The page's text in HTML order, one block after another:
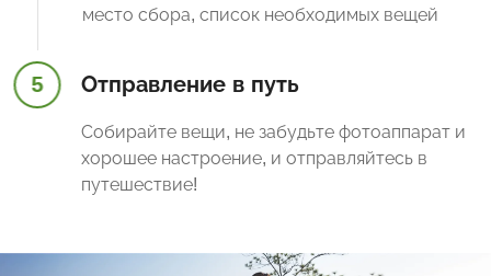
место сбора, список необходимых вещей
5 Отправление в путь
Собирайте вещи, не забудьте фотоаппарат и
хорошее настроение, и отправляйтесь в
путешествие!